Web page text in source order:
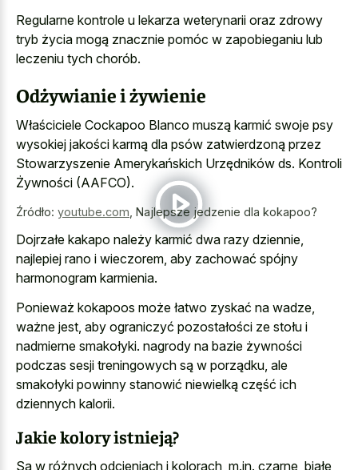
Regularne kontrole u lekarza weterynarii oraz zdrowy
tryb życia mogą znacznie pomóc w zapobieganiu lub
leczeniu tych chorób.
Odżywianie i żywienie
Właściciele Cockapoo Blanco muszą karmić swoje psy
wysokiej jakości karmą dla psów zatwierdzoną przez
Stowarzyszenie Amerykańskich Urzędników ds. Kontroli
Żywności (AAFCO).
Źródło: youtube.com Najlepsze jedzenie dla kokapoo?
Dojrzałe kakapo należy karmić dwa razy dziennie,
najlepiej rano i wieczorem, aby zachować spójny
harmonogram karmienia.
Ponieważ kokapoos może łatwo zyskać na wadze,
ważne jest, aby ograniczyć pozostałości ze stołu i
nadmierne smakołyki. nagrody na bazie żywności
podczas sesji treningowych są w porządku, ale
smakołyki powinny stanowić niewielką część ich
dziennych kalorii.
Jakie kolory istnieją?
Są w różnych odcieniach i kolorach, m.in. czarne, białe,